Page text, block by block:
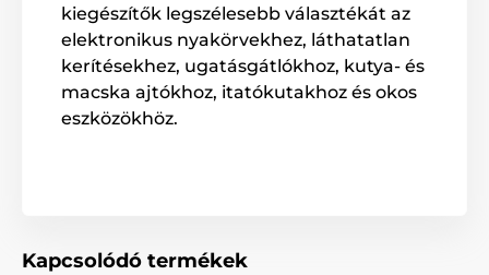
A termék a következő kategóriákba sorolt
Tartozékok kiképző nyakörvek
kiegészítők legszélesebb választékát az
elektronikus nyakörvekhez, láthatatlan
kerítésekhez, ugatásgátlókhoz, kutya- és
macska ajtókhoz, itatókutakhoz és okos
eszközökhöz.
Kapcsolódó termékek